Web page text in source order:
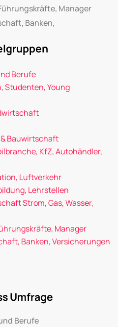
Manager
Banken,
Berufe
Studenten, Young
Bauwirtschaft
KfZ, Autohändler,
Luftverkehr
Lehrstellen
Strom, Gas, Wasser,
Manager
Banken, Versicherungen
Umfrage
Berufe